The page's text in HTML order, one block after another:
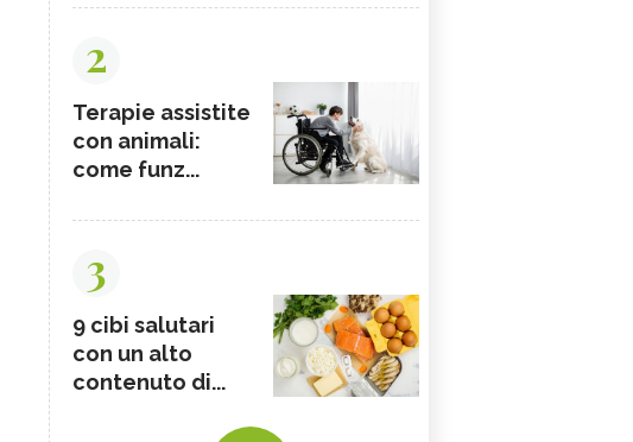
2
Terapie assistite
con animali:
come funz...
3
9 cibi salutari
con un alto
contenuto di...